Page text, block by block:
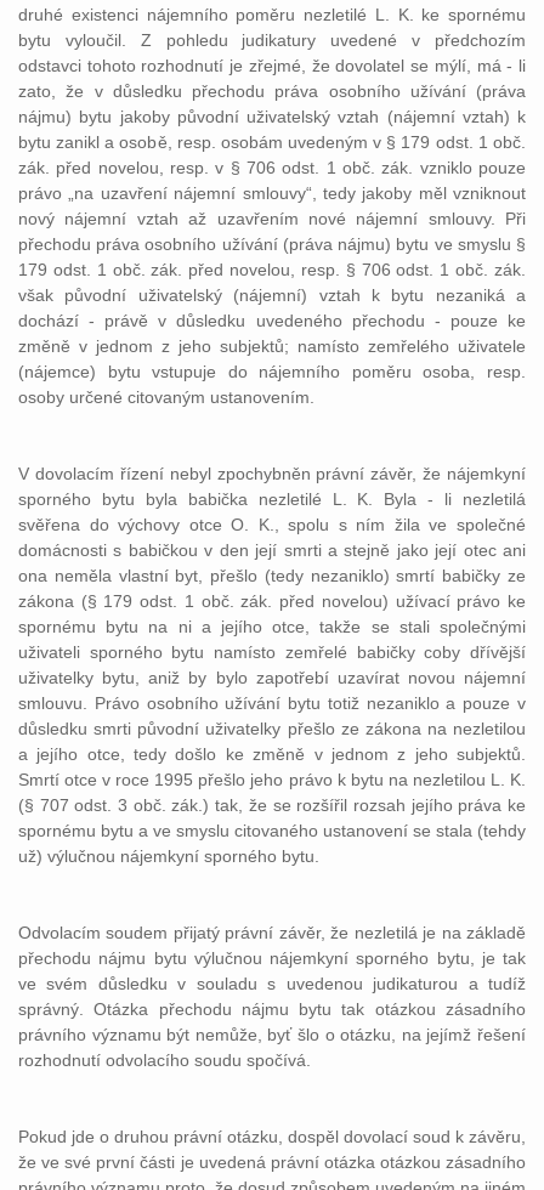
druhé existenci nájemního poměru nezletilé L. K. ke spornému
bytu vyloučil. Z pohledu judikatury uvedené v předchozím
odstavci tohoto rozhodnutí je zřejmé, že dovolatel se mýlí, má - li
zato, že v důsledku přechodu práva osobního užívání (práva
nájmu) bytu jakoby původní uživatelský vztah (nájemní vztah) k
bytu zanikl a osobě, resp. osobám uvedeným v § 179 odst. 1 obč.
zák. před novelou, resp. v § 706 odst. 1 obč. zák. vzniklo pouze
právo „na uzavření nájemní smlouvy“, tedy jakoby měl vzniknout
nový nájemní vztah až uzavřením nové nájemní smlouvy. Při
přechodu práva osobního užívání (práva nájmu) bytu ve smyslu §
179 odst. 1 obč. zák. před novelou, resp. § 706 odst. 1 obč. zák.
však původní uživatelský (nájemní) vztah k bytu nezaniká a
dochází - právě v důsledku uvedeného přechodu - pouze ke
změně v jednom z jeho subjektů; namísto zemřelého uživatele
(nájemce) bytu vstupuje do nájemního poměru osoba, resp.
osoby určené citovaným ustanovením.
V dovolacím řízení nebyl zpochybněn právní závěr, že nájemkyní
sporného bytu byla babička nezletilé L. K. Byla - li nezletilá
svěřena do výchovy otce O. K., spolu s ním žila ve společné
domácnosti s babičkou v den její smrti a stejně jako její otec ani
ona neměla vlastní byt, přešlo (tedy nezaniklo) smrtí babičky ze
zákona (§ 179 odst. 1 obč. zák. před novelou) užívací právo ke
spornému bytu na ni a jejího otce, takže se stali společnými
uživateli sporného bytu namísto zemřelé babičky coby dřívější
uživatelky bytu, aniž by bylo zapotřebí uzavírat novou nájemní
smlouvu. Právo osobního užívání bytu totiž nezaniklo a pouze v
důsledku smrti původní uživatelky přešlo ze zákona na nezletilou
a jejího otce, tedy došlo ke změně v jednom z jeho subjektů.
Smrtí otce v roce 1995 přešlo jeho právo k bytu na nezletilou L. K.
(§ 707 odst. 3 obč. zák.) tak, že se rozšířil rozsah jejího práva ke
spornému bytu a ve smyslu citovaného ustanovení se stala (tehdy
už) výlučnou nájemkyní sporného bytu.
Odvolacím soudem přijatý právní závěr, že nezletilá je na základě
přechodu nájmu bytu výlučnou nájemkyní sporného bytu, je tak
ve svém důsledku v souladu s uvedenou judikaturou a tudíž
správný. Otázka přechodu nájmu bytu tak otázkou zásadního
právního významu být nemůže, byť šlo o otázku, na jejímž řešení
rozhodnutí odvolacího soudu spočívá.
Pokud jde o druhou právní otázku, dospěl dovolací soud k závěru,
že ve své první části je uvedená právní otázka otázkou zásadního